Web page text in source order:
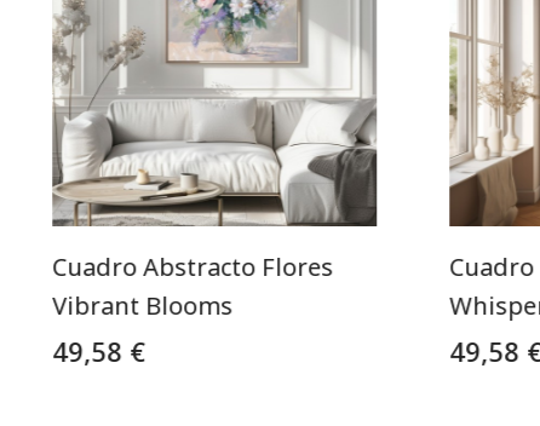
Cuadro Abstracto Flores
Vibrant Blooms
49,58 € 49,58